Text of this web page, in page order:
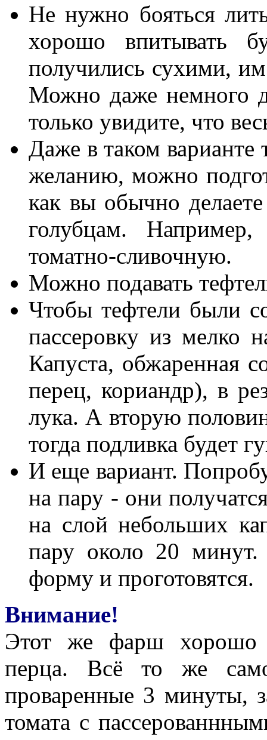
Не нужно бояться
хорошо впитывать
получились сухими,
Можно даже немного
только увидите, что
Даже в таком
желанию, можно
как вы обычно
голубцам.
томатно-сливочную.
Можно подавать
Чтобы тефтели были
пассеровку из мелко
Капуста, обжаренная
перец, кориандр), в
лука. А вторую
тогда подливка будет
И еще вариант.
на пару - они
на слой небольших
пару около 20 минут.
форму и проготовятся.
Внимание!
Этот же фарш хорошо
перца. Всё то же
проваренные 3 минуты,
томата с